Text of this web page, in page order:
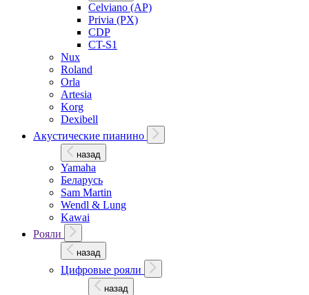
Celviano (AP)
Privia (PX)
CDP
CT-S1
Nux
Roland
Orla
Artesia
Korg
Dexibell
Акустические пианино
назад
Yamaha
Беларусь
Sam Martin
Wendl & Lung
Kawai
Рояли
назад
Цифровые рояли
назад